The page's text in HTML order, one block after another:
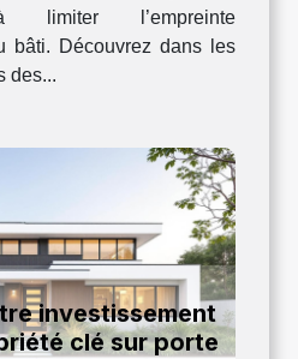
l’empreinte
bâti. Découvrez dans les
des...
investissement
clé sur porte